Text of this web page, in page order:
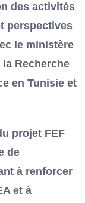
des activités
perspectives
le ministère
Recherche
en Tunisie et
projet FEF
de
à renforcer
et à